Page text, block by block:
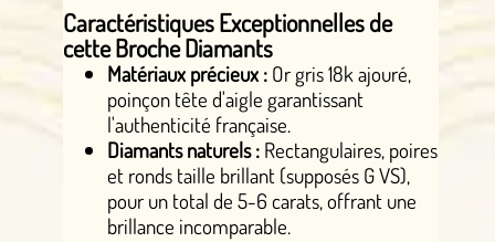
Caractéristiques Exceptionnelles de
cette Broche Diamants
Matériaux précieux : Or gris 18k ajouré,
poinçon tête d'aigle garantissant
l'authenticité française.
Diamants naturels : Rectangulaires, poires
et ronds taille brillant (supposés G VS),
pour un total de 5-6 carats, offrant une
brillance incomparable.